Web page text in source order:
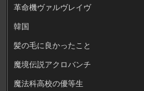
革命機ヴァルヴレイヴ
韓国
髪の毛に良かったこと
魔境伝説アクロバンチ
魔法科高校の優等生